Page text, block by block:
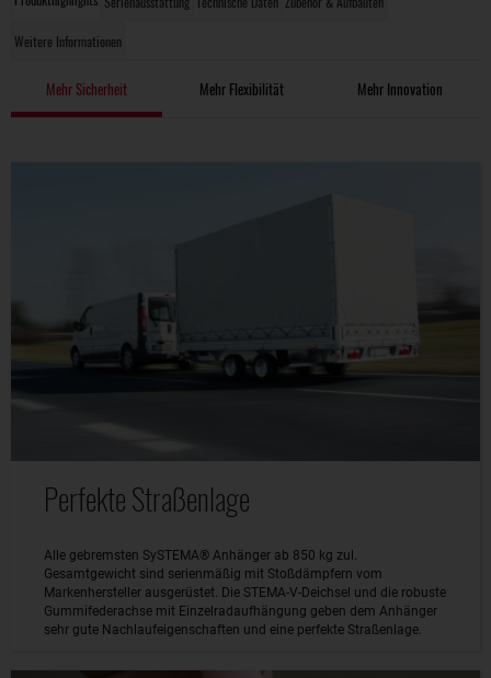
Weitere Informationen
Mehr Sicherheit Mehr Flexibilität Mehr Innovation
Perfekte Straßenlage
Alle gebremsten SySTEMA® Anhänger ab 850 kg zul.
Gesamtgewicht sind serienmäßig mit Stoßdämpfern vom
Markenhersteller ausgerüstet. Die STEMA-V-Deichsel und die robuste
Gummifederachse mit Einzelradaufhängung geben dem Anhänger
sehr gute Nachlaufeigenschaften und eine perfekte Straßenlage.